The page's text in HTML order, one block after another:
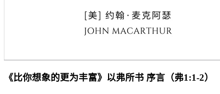
《比你想象的更为丰富》以弗所书 序言（弗1:1-2）